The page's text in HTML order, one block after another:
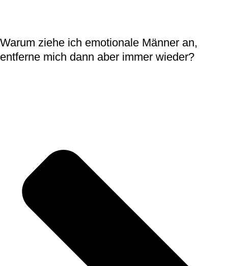
Warum ziehe ich emotionale Männer an,
entferne mich dann aber immer wieder?